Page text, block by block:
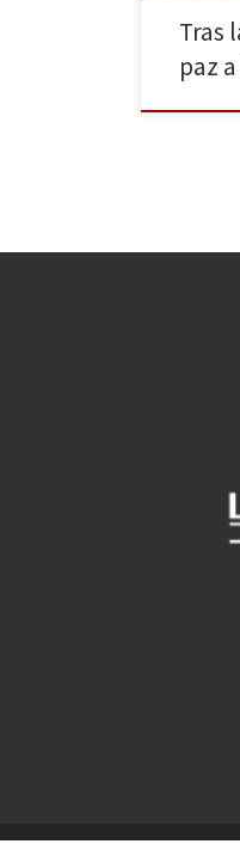
Tras
paz